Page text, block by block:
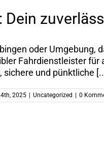
Dein
oder Umgebung,
Fahrdienstleister
und pünktliche
2025 Uncategorized 0